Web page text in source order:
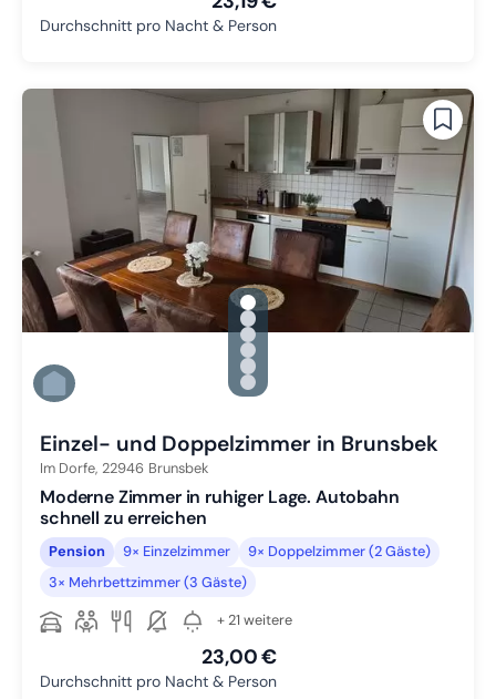
Durchschnitt pro Nacht & Person
gallery.slide_selector
Zu Slide 1 wechseln
Zu Slide 2 wechseln
Zu Slide 3 wechseln
Zu Slide 4 wechseln
Zu Slide 5 wechseln
Zu Slide 6 wechseln
Einzel- und Doppelzimmer in Brunsbek
Im Dorfe, 22946 Brunsbek
Moderne Zimmer in ruhiger Lage. Autobahn
schnell zu erreichen
Pension 9× Einzelzimmer
9× Doppelzimmer (2 Gäste)
3× Mehrbettzimmer (3 Gäste)
+ 21 weitere
23,00 €
Durchschnitt pro Nacht & Person